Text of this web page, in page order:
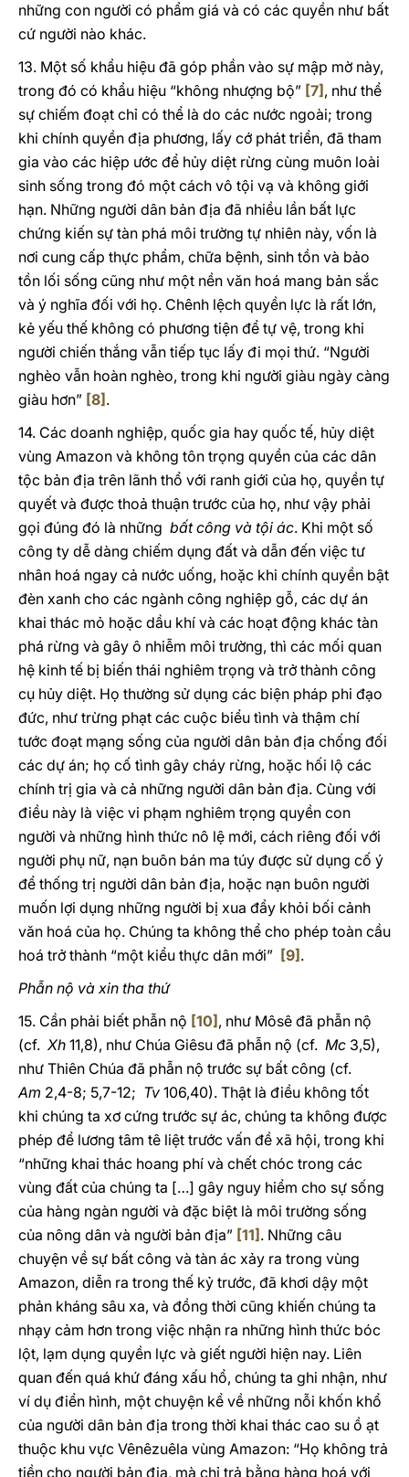
những con người có phẩm giá và có các quyền như bất
cứ người nào khác.
13. Một số khẩu hiệu đã góp phần vào sự mập mờ này,
trong đó có khẩu hiệu “không nhượng bộ” [7] , như thể
sự chiếm đoạt chỉ có thể là do các nước ngoài; trong
khi chính quyền địa phương, lấy cớ phát triển, đã tham
gia vào các hiệp ước để hủy diệt rừng cùng muôn loài
sinh sống trong đó một cách vô tội vạ và không giới
hạn. Những người dân bản địa đã nhiều lần bất lực
chứng kiến sự tàn phá môi trường tự nhiên này, vốn là
nơi cung cấp thực phẩm, chữa bệnh, sinh tồn và bảo
tồn lối sống cũng như một nền văn hoá mang bản sắc
và ý nghĩa đối với họ. Chênh lệch quyền lực là rất lớn,
kẻ yếu thế không có phương tiện để tự vệ, trong khi
người chiến thắng vẫn tiếp tục lấy đi mọi thứ. “Người
nghèo vẫn hoàn nghèo, trong khi người giàu ngày càng
giàu hơn” [8] .
14. Các doanh nghiệp, quốc gia hay quốc tế, hủy diệt
vùng Amazon và không tôn trọng quyền của các dân
tộc bản địa trên lãnh thổ với ranh giới của họ, quyền tự
quyết và được thoả thuận trước của họ, như vậy phải
gọi đúng đó là những bất công và tội ác. Khi một số
công ty dễ dàng chiếm dụng đất và dẫn đến việc tư
nhân hoá ngay cả nước uống, hoặc khi chính quyền bật
đèn xanh cho các ngành công nghiệp gỗ, các dự án
khai thác mỏ hoặc dầu khí và các hoạt động khác tàn
phá rừng và gây ô nhiễm môi trường, thì các mối quan
hệ kinh tế bị biến thái nghiêm trọng và trở thành công
cụ hủy diệt. Họ thường sử dụng các biện pháp phi đạo
đức, như trừng phạt các cuộc biểu tình và thậm chí
tước đoạt mạng sống của người dân bản địa chống đối
các dự án; họ cố tình gây cháy rừng, hoặc hối lộ các
chính trị gia và cả những người dân bản địa. Cùng với
điều này là việc vi phạm nghiêm trọng quyền con
người và những hình thức nô lệ mới, cách riêng đối với
người phụ nữ, nạn buôn bán ma túy được sử dụng cố ý
để thống trị người dân bản địa, hoặc nạn buôn người
muốn lợi dụng những người bị xua đẩy khỏi bối cảnh
văn hoá của họ. Chúng ta không thể cho phép toàn cầu
hoá trở thành “một kiểu thực dân mới” [9] .
Phẫn nộ và xin tha thứ
15. Cần phải biết phẫn nộ [10] , như Môsê đã phẫn nộ
(cf. Xh 11,8), như Chúa Giêsu đã phẫn nộ (cf. Mc 3,5),
như Thiên Chúa đã phẫn nộ trước sự bất công (cf.
Am 2,4-8; 5,7-12; Tv 106,40). Thật là điều không tốt
khi chúng ta xơ cứng trước sự ác, chúng ta không được
phép để lương tâm tê liệt trước vấn đề xã hội, trong khi
“những khai thác hoang phí và chết chóc trong các
vùng đất của chúng ta […] gây nguy hiểm cho sự sống
của hàng ngàn người và đặc biệt là môi trường sống
của nông dân và người bản địa” [11] . Những câu
chuyện về sự bất công và tàn ác xảy ra trong vùng
Amazon, diễn ra trong thế kỷ trước, đã khơi dậy một
phản kháng sâu xa, và đồng thời cũng khiến chúng ta
nhạy cảm hơn trong việc nhận ra những hình thức bóc
lột, lạm dụng quyền lực và giết người hiện nay. Liên
quan đến quá khứ đáng xấu hổ, chúng ta ghi nhận, như
ví dụ điển hình, một chuyện kể về những nỗi khốn khổ
của người dân bản địa trong thời khai thác cao su ồ ạt
thuộc khu vực Vênêzuêla vùng Amazon: “Họ không trả
tiền cho người bản địa, mà chỉ trả bằng hàng hoá với